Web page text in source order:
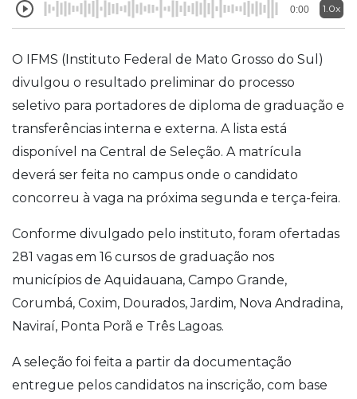
0:00 1.0x
O IFMS (Instituto Federal de Mato Grosso do Sul)
divulgou o resultado preliminar do processo
seletivo para portadores de diploma de graduação e
transferências interna e externa. A lista está
disponível na Central de Seleção. A matrícula
deverá ser feita no campus onde o candidato
concorreu à vaga na próxima segunda e terça-feira.
Conforme divulgado pelo instituto, foram ofertadas
281 vagas em 16 cursos de graduação nos
municípios de Aquidauana, Campo Grande,
Corumbá, Coxim, Dourados, Jardim, Nova Andradina,
Naviraí, Ponta Porã e Três Lagoas.
A seleção foi feita a partir da documentação
entregue pelos candidatos na inscrição, com base